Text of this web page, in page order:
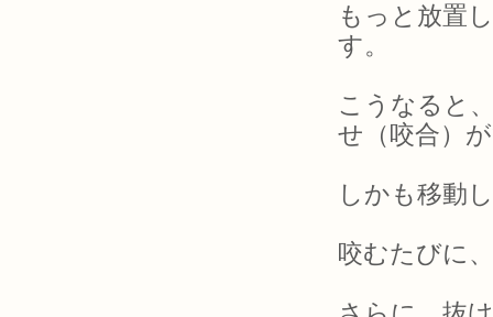
もっと放置
す。
こうなると
せ（咬合）
しかも移動
咬むたびに